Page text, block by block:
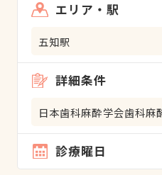
エリア・駅
五知駅
詳細条件
日本歯科麻酔学会歯科麻
診療曜日